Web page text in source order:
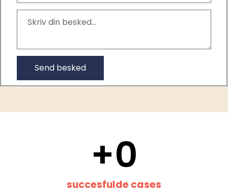
Send besked
succesfulde cases
+0